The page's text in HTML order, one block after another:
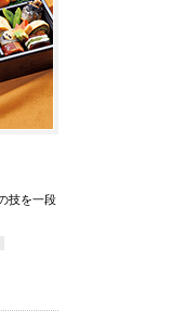
技を一段